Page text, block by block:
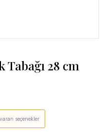
Tabağı 28 cm
seçenekler